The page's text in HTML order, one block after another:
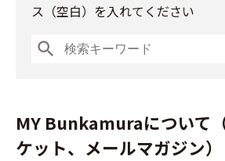
ス（空白）を入れてください
search
MY Bunkamuraについて
ケット、メールマガジン）